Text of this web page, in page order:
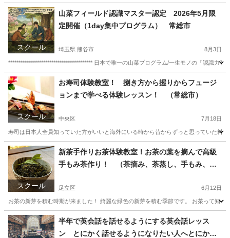
東京 台東区 生活知識 興味
スクール
山菜フィールド認識マスター認定 2026年5月限
定開催（1day集中プログラム） 常総市
埼玉県 熊谷市 8月3日
***************************************** 日本で唯一の山菜プログラム/一生モノの「認識力育
埼玉 熊谷市 日本文化
スクール
お寿司体験教室！ 捌き方から握りからフュージ
ョンまで学べる体験レッスン！ （常総市）
中央区 7月18日
寿司は日本人全員知っていた方がいいと海外にいる時から昔からずっと思っていた料
東京 中央区 寿司 埼玉 さいたま市 寿司 魚の
スクール
新茶手作りお茶体験教室！お茶の葉を摘んで高級
手もみ茶作り！ （茶摘み、茶蒸し、手もみ、）
足立区 6月12日
お茶の新芽を積む時期が来ました！ 綺麗な緑色の新芽を積む季節です。 お茶って知
東京 足立区 料理 埼玉 さいたま市 料理 バリカン
半年で英会話を話せるようにする英会話レッス
ン とにかく話せるようになりたい人へとにかく